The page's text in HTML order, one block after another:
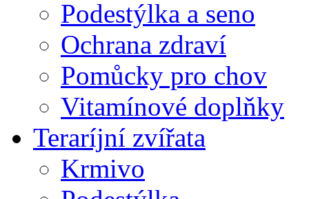
Podestýlka a seno
Ochrana zdraví
Pomůcky pro chov
Vitamínové doplňky
Teraríjní zvířata
Krmivo